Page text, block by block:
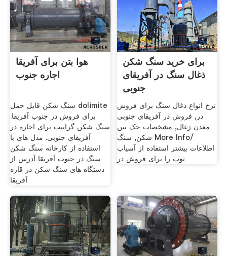
هوا بتن برای آفریقا
اجاره جنوب
سنگ شکن قابل حمل dolimite
برای فروش در جنوب آفریقا.
سنگ شکن گرانیت برای اجاره در
آفریقای جنوبی. مدل های با
استفاده از کارخانه سنگ شکن
سنگ در جنوب آفریقا آدرس از
دستگاه های سنگ شکن در قاره
آفریقا
برای خرید سنگ شکن
ذغال سنگ در آفریقای
جنوبی
نرخ انواع ذغال سنگ برای فروش
در, فروش در آفریقای جنوبی
معدن زغال, مشخصات جک بتن
شکن, سنگ More Info/
اطلاعات بیشتر استفاده از آسیاب
توپ را برای فروش در